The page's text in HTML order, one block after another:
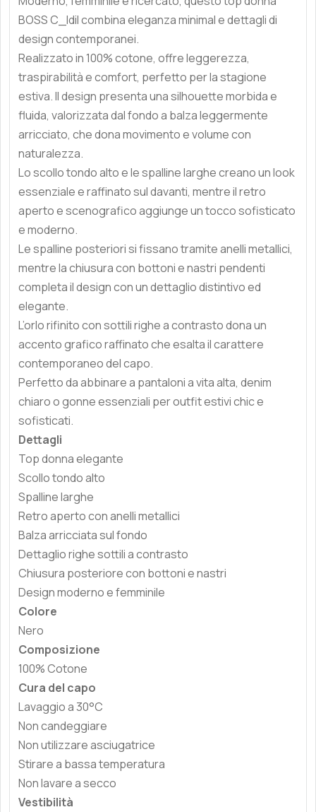
BOSS C_Idil combina eleganza minimal e dettagli di
design contemporanei.
Realizzato in 100% cotone, offre leggerezza,
traspirabilità e comfort, perfetto per la stagione
estiva. Il design presenta una silhouette morbida e
fluida, valorizzata dal fondo a balza leggermente
arricciato, che dona movimento e volume con
naturalezza.
Lo scollo tondo alto e le spalline larghe creano un look
essenziale e raffinato sul davanti, mentre il retro
aperto e scenografico aggiunge un tocco sofisticato
e moderno.
Le spalline posteriori si fissano tramite anelli metallici,
mentre la chiusura con bottoni e nastri pendenti
completa il design con un dettaglio distintivo ed
elegante.
L’orlo rifinito con sottili righe a contrasto dona un
accento grafico raffinato che esalta il carattere
contemporaneo del capo.
Perfetto da abbinare a pantaloni a vita alta, denim
chiaro o gonne essenziali per outfit estivi chic e
sofisticati.
Dettagli
Top donna elegante
Scollo tondo alto
Spalline larghe
Retro aperto con anelli metallici
Balza arricciata sul fondo
Dettaglio righe sottili a contrasto
Chiusura posteriore con bottoni e nastri
Design moderno e femminile
Colore
Nero
Composizione
100% Cotone
Cura del capo
Lavaggio a 30°C
Non candeggiare
Non utilizzare asciugatrice
Stirare a bassa temperatura
Non lavare a secco
Vestibilità